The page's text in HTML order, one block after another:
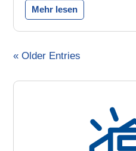
Mehr lesen
« Older Entries